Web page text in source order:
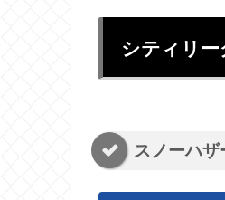
シティリ
スノーハ